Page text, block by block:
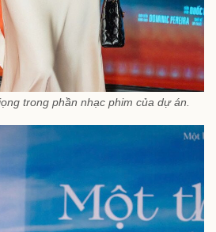
trong phần nhạc phim của dự án.